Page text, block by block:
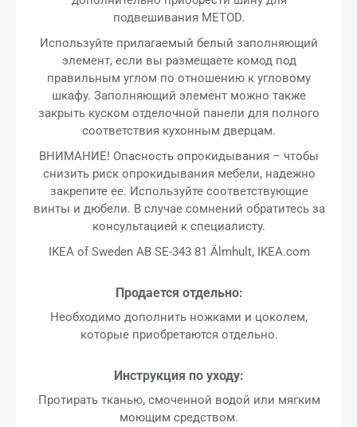
подвешивания METOD.
Используйте прилагаемый белый заполняющий
элемент, если вы размещаете комод под
правильным углом по отношению к угловому
шкафу. Заполняющий элемент можно также
закрыть куском отделочной панели для полного
соответствия кухонным дверцам.
ВНИМАНИЕ! Опасность опрокидывания – чтобы
снизить риск опрокидывания мебели, надежно
закрепите ее. Используйте соответствующие
винты и дюбели. В случае сомнений обратитесь за
консультацией к специалисту.
IKEA of Sweden AB SE-343 81 Älmhult, IKEA.com
Продается отдельно:
Необходимо дополнить ножками и цоколем,
которые приобретаются отдельно.
Инструкция по уходу:
Протирать тканью, смоченной водой или мягким
моющим средством.